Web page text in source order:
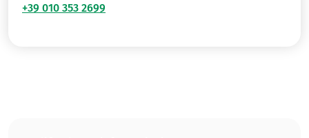
+39 010 353 2699